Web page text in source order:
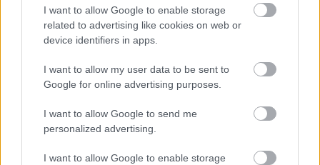
I want to allow Google to enable storage
related to advertising like cookies on web or
device identifiers in apps.
I want to allow my user data to be sent to
Google for online advertising purposes.
I want to allow Google to send me
personalized advertising.
I want to allow Google to enable storage
Ξι: Η «πορτοκαλί» παραλία στην οποία θα
κάνετε φυσικό και δωρεάν σπα και θα δείτε ένα
από τα ομορφότερα ηλιοβασιλέματα που έχετε
δει ποτέ!
15 Ιουλίου 2021, 10:25
Από τις πιο ξεχωριστές παραλίες της Ελλάδας, η παραλία Ξι βρίσκεται στην